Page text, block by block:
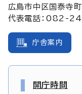
広島市中区国泰寺
代表電話：082-
庁舎案内
開庁時間